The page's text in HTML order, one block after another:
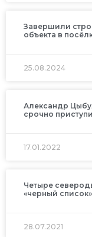
Завершили
объекта в
25.08.2024
Александр
срочно
17.01.2022
Четыре
«черный
28.07.2021